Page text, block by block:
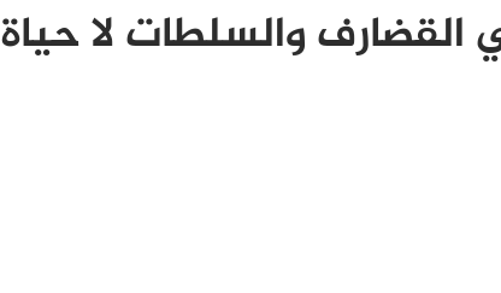
القضارف والسلطات لا حياة